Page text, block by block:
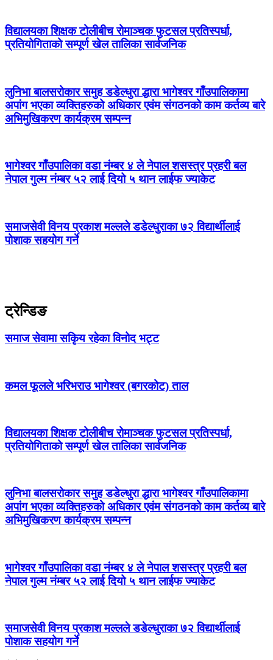
विद्यालयका शिक्षक टोलीबीच रोमाञ्चक फुटसल प्रतिस्पर्धा,
प्रतियोगिताको सम्पूर्ण खेल तालिका सार्वजनिक
लुनिभा बालसरोकार समुह डडेल्धुरा द्धारा भागेश्वर गाँउपालिकामा
अपांग भएका व्यक्तिहरुको अधिकार एवंम संगठनको काम कर्तव्य बारे
अभिमुखिकरण कार्यक्रम सम्पन्न
भागेश्वर गाँउपालिका वडा नंम्बर ४ ले नेपाल शसस्त्र प्रहरी बल
नेपाल गुल्म नंम्बर ५२ लाई दियो ५ थान लाईफ ज्याकेट
समाजसेवी विनय प्रकाश मल्लले डडेल्धुराका ७२ विद्यार्थीलाई
पोशाक सहयोग गर्ने
ट्रेन्डिङ
समाज सेवामा सकिृय रहेका विनोद भट्ट
कमल फूलले भरिभराउ भागेश्वर (बगरकोट) ताल
विद्यालयका शिक्षक टोलीबीच रोमाञ्चक फुटसल प्रतिस्पर्धा,
प्रतियोगिताको सम्पूर्ण खेल तालिका सार्वजनिक
लुनिभा बालसरोकार समुह डडेल्धुरा द्धारा भागेश्वर गाँउपालिकामा
अपांग भएका व्यक्तिहरुको अधिकार एवंम संगठनको काम कर्तव्य बारे
अभिमुखिकरण कार्यक्रम सम्पन्न
भागेश्वर गाँउपालिका वडा नंम्बर ४ ले नेपाल शसस्त्र प्रहरी बल
नेपाल गुल्म नंम्बर ५२ लाई दियो ५ थान लाईफ ज्याकेट
समाजसेवी विनय प्रकाश मल्लले डडेल्धुराका ७२ विद्यार्थीलाई
पोशाक सहयोग गर्ने